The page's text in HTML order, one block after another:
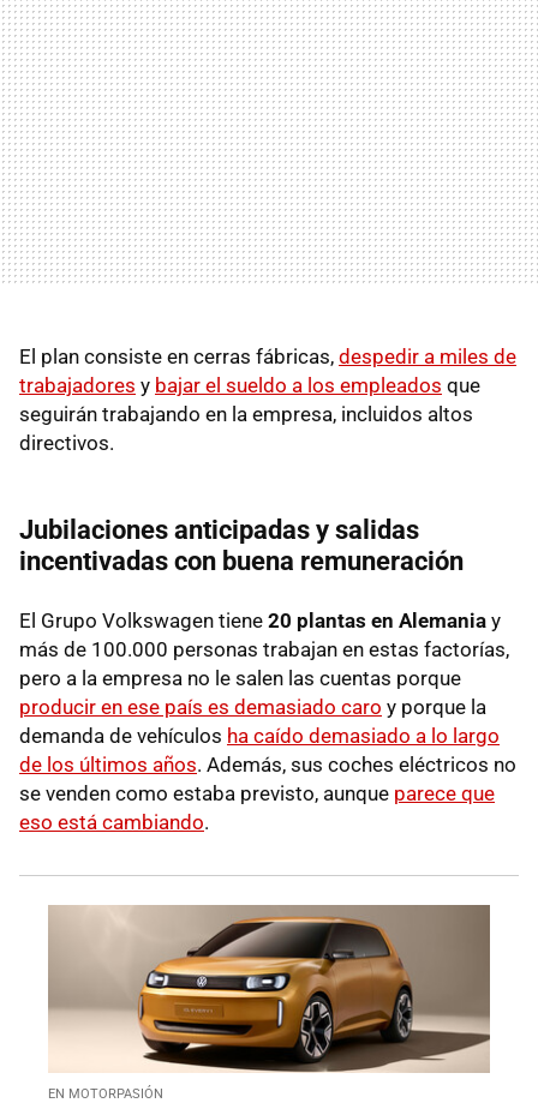
El plan consiste en cerras fábricas, despedir a miles de
trabajadores y bajar el sueldo a los empleados que
seguirán trabajando en la empresa, incluidos altos
directivos.
Jubilaciones anticipadas y salidas
incentivadas con buena remuneración
El Grupo Volkswagen tiene 20 plantas en Alemania y
más de 100.000 personas trabajan en estas factorías,
pero a la empresa no le salen las cuentas porque
producir en ese país es demasiado caro y porque la
demanda de vehículos ha caído demasiado a lo largo
de los últimos años. Además, sus coches eléctricos no
se venden como estaba previsto, aunque parece que
eso está cambiando.
EN MOTORPASIÓN